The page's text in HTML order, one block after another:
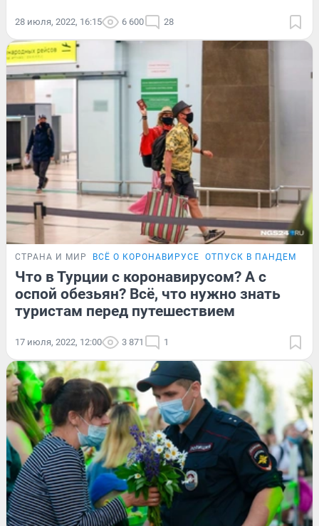
28 июля, 2022, 16:15 6 600 28
СТРАНА И МИР ВСЁ О КОРОНАВИРУСЕ ОТПУСК В ПАНДЕМИЮ
Что в Турции с коронавирусом? А с
оспой обезьян? Всё, что нужно знать
туристам перед путешествием
17 июля, 2022, 12:00 3 871 1